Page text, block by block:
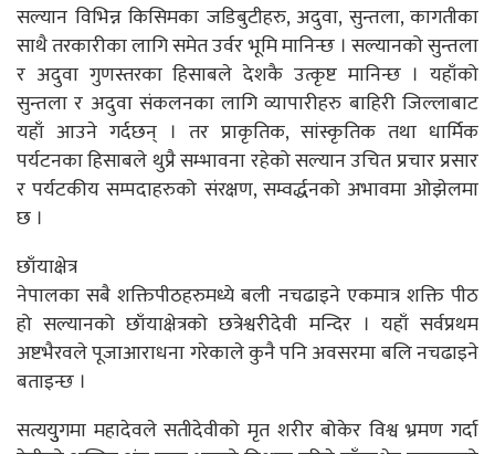
सल्यान विभिन्न किसिमका जडिबुटीहरु, अदुवा, सुन्तला, कागतीका
साथै तरकारीका लागि समेत उर्वर भूमि मानिन्छ । सल्यानको सुन्तला
र अदुवा गुणस्तरका हिसाबले देशकै उत्कृष्ट मानिन्छ । यहाँको
सुन्तला र अदुवा संकलनका लागि व्यापारीहरु बाहिरी जिल्लाबाट
यहाँ आउने गर्दछन् । तर प्राकृतिक, सांस्कृतिक तथा धार्मिक
पर्यटनका हिसाबले थुप्रै सम्भावना रहेको सल्यान उचित प्रचार प्रसार
र पर्यटकीय सम्पदाहरुको संरक्षण, सम्वर्द्धनको अभावमा ओझेलमा
छ ।
छाँयाक्षेत्र
नेपालका सबै शक्तिपीठहरुमध्ये बली नचढाइने एकमात्र शक्ति पीठ
हो सल्यानको छाँयाक्षेत्रको छत्रेश्वरीदेवी मन्दिर । यहाँ सर्वप्रथम
अष्टभैरवले पूजाआराधना गरेकाले कुनै पनि अवसरमा बलि नचढाइने
बताइन्छ ।
सत्ययुुगमा महादेवले सतीदेवीको मृत शरीर बोकेर विश्व भ्रमण गर्दा